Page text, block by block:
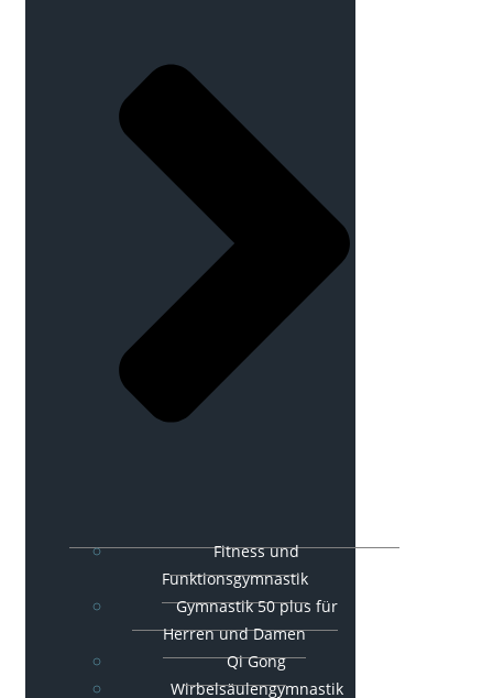
Fitness und
Funktionsgymnastik
Gymnastik 50 plus für
Herren und Damen
Qi Gong
Wirbelsäulengymnastik